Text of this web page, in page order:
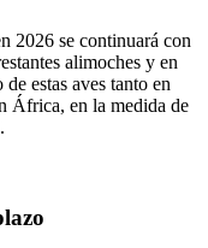
2026 se continuará con
alimoches y en
estas aves tanto en
África, en la medida de